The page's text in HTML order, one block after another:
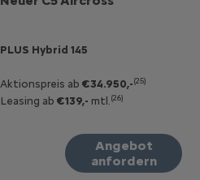
PLUS Hybrid 145
Aktionspreis ab €34.950,-(25)
Leasing ab €139,- mtl. (26)
Angebot
anfordern